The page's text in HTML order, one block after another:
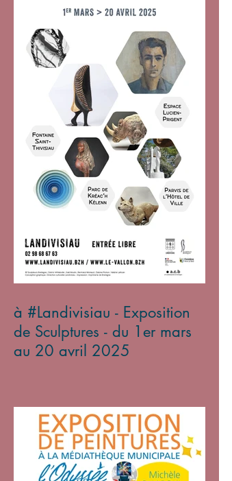
à #Landivisiau - Exposition
de Sculptures - du 1er mars
au 20 avril 2025